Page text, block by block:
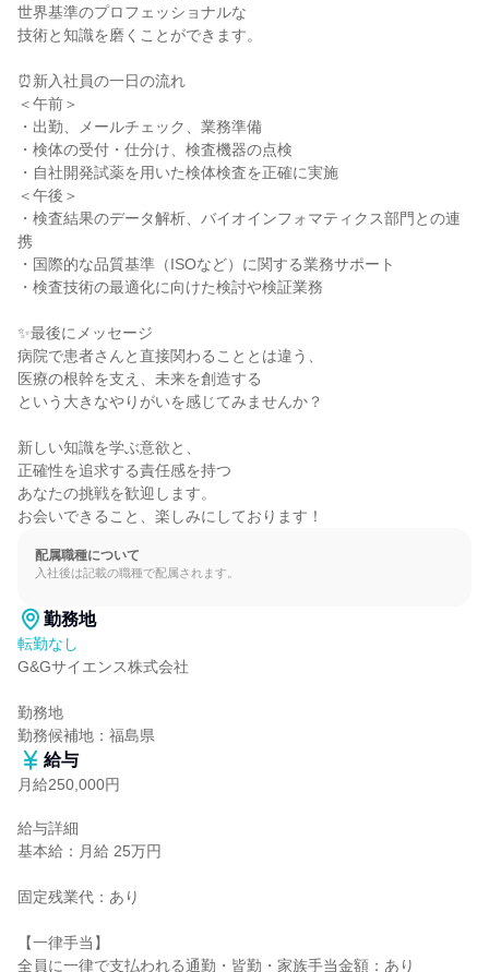
世界基準のプロフェッショナルな
技術と知識を磨くことができます。
⏰新入社員の一日の流れ
＜午前＞
・出勤、メールチェック、業務準備
・検体の受付・仕分け、検査機器の点検
・自社開発試薬を用いた検体検査を正確に実施
＜午後＞
・検査結果のデータ解析、バイオインフォマティクス部門との連
携
・国際的な品質基準（ISOなど）に関する業務サポート
・検査技術の最適化に向けた検討や検証業務
✨最後にメッセージ
病院で患者さんと直接関わることとは違う、
医療の根幹を支え、未来を創造する
という大きなやりがいを感じてみませんか？
新しい知識を学ぶ意欲と、
正確性を追求する責任感を持つ
あなたの挑戦を歓迎します。
お会いできること、楽しみにしております！
配属職種について
入社後は記載の職種で配属されます。
勤務地
転勤なし
G&Gサイエンス株式会社
勤務地
勤務候補地：福島県
給与
月給250,000円
給与詳細
基本給：月給 25万円
固定残業代：あり
【一律手当】
全員に一律で支払われる通勤・皆勤・家族手当金額：あり